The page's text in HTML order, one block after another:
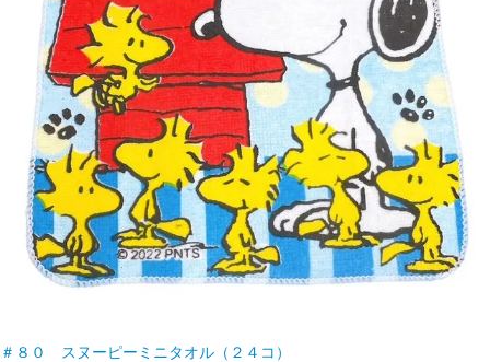
＃８０ スヌーピーミニタオル（２４コ）